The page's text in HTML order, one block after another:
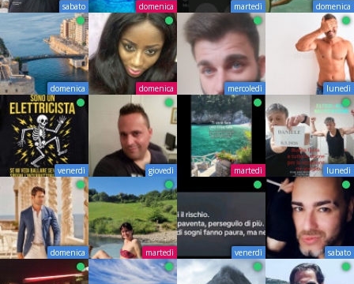
sabato domenica martedì domenica
domenica domenica mercoledì lunedì
venerdì giovedì martedì lunedì
domenica martedì venerdì sabato